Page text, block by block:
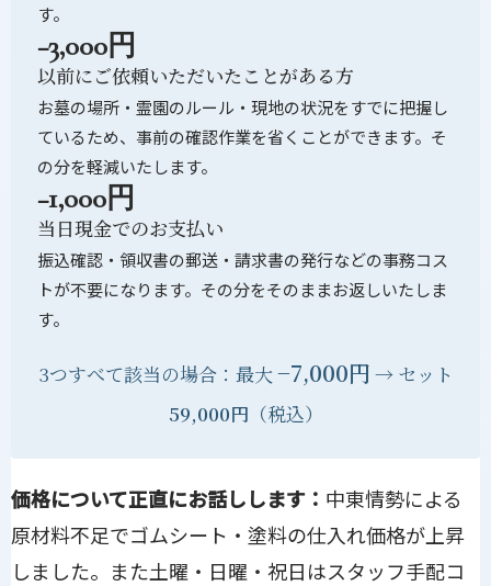
す。
−3,000円
以前にご依頼いただいたことがある方
お墓の場所・霊園のルール・現地の状況をすでに把握し
ているため、事前の確認作業を省くことができます。そ
の分を軽減いたします。
−1,000円
当日現金でのお支払い
振込確認・領収書の郵送・請求書の発行などの事務コス
トが不要になります。その分をそのままお返しいたしま
す。
3つすべて該当の場合：最大−7,000円 → セット
59,000円 （税込）
価格について正直にお話しします： 中東情勢による
原材料不足でゴムシート・塗料の仕入れ価格が上昇
しました。また土曜・日曜・祝日はスタッフ手配コ